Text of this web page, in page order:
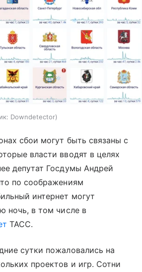
Downdetector
сбои могут быть связаны с
власти вводят в целях
депутат Госдумы Андрей
по соображениям
интернет могут
ночь, в том числе в
ТАСС.
сутки пожаловались на
проектов и игр. Сотни